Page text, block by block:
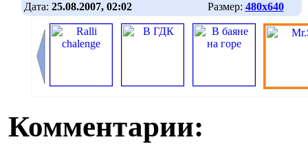
Дата: 25.08.2007, 02:02 Размер: 480х640
Комментарии: